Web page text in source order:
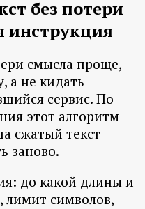
без потери
инструкция
смысла проще,
а не кидать
сервис. По
этот алгоритм
сжатый текст
заново.
до какой длины и
лимит символов,